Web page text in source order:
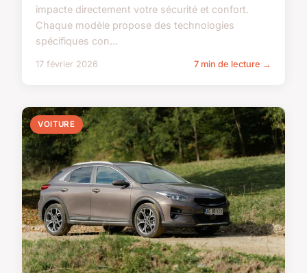
impacte directement votre sécurité et confort.
Chaque modèle propose des technologies
spécifiques con...
17 février 2026 7 min de lecture →
VOITURE